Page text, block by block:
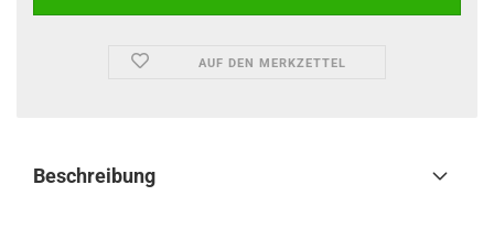
AUF DEN MERKZETTEL
Beschreibung